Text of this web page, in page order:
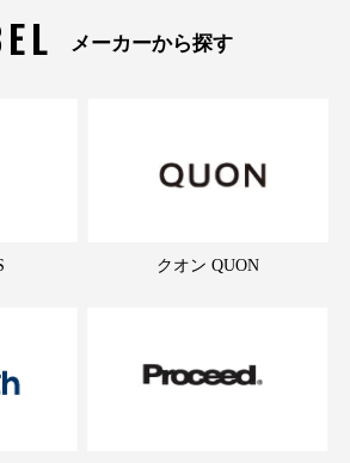
メーカーから探す
クオン QUON